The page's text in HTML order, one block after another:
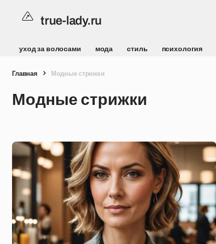
true-lady.ru
уход за волосами мода стиль психология
Главная Модные стрижки
Модные стрижки